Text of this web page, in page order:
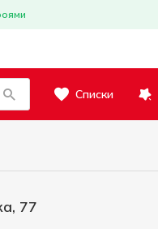
Списки
77